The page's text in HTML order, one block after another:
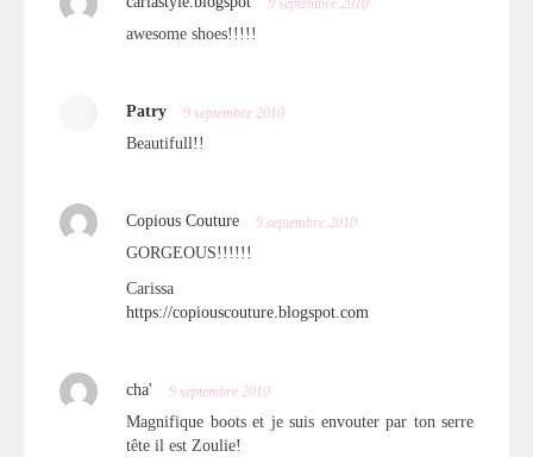
awesome shoes!!!!!
Patry 9 septembre 2010
Beautifull!!
Copious Couture 9 septembre 2010
GORGEOUS!!!!!!
Carissa
https://copiouscouture.blogspot.com
cha' 9 septembre 2010
Magnifique boots et je suis envouter par ton serre
tête il est Zoulie!